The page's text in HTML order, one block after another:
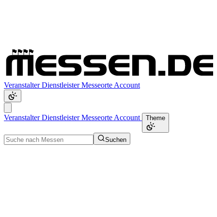
VeranstalterDienstleisterMesseorte Account
VeranstalterDienstleisterMesseorte Account Theme
Suchen